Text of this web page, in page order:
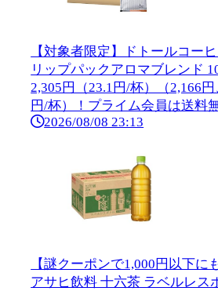
【対象者限定】ドトールコー
リップパックアロマブレンド
2,305円（23.1円/杯）（2,166円
円/杯）！プライム会員は送料
2026/08/08 23:13
【謎クーポンで1,000円以下に
アサヒ飲料 十六茶 ラベルレス